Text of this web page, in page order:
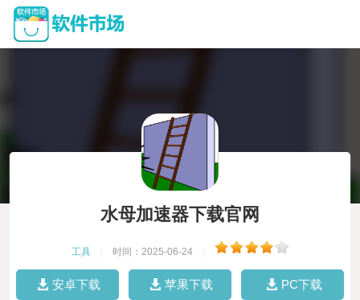
水母加速器下载官网
工具 时间：2025-06-24
安卓下载 苹果下载 PC下载